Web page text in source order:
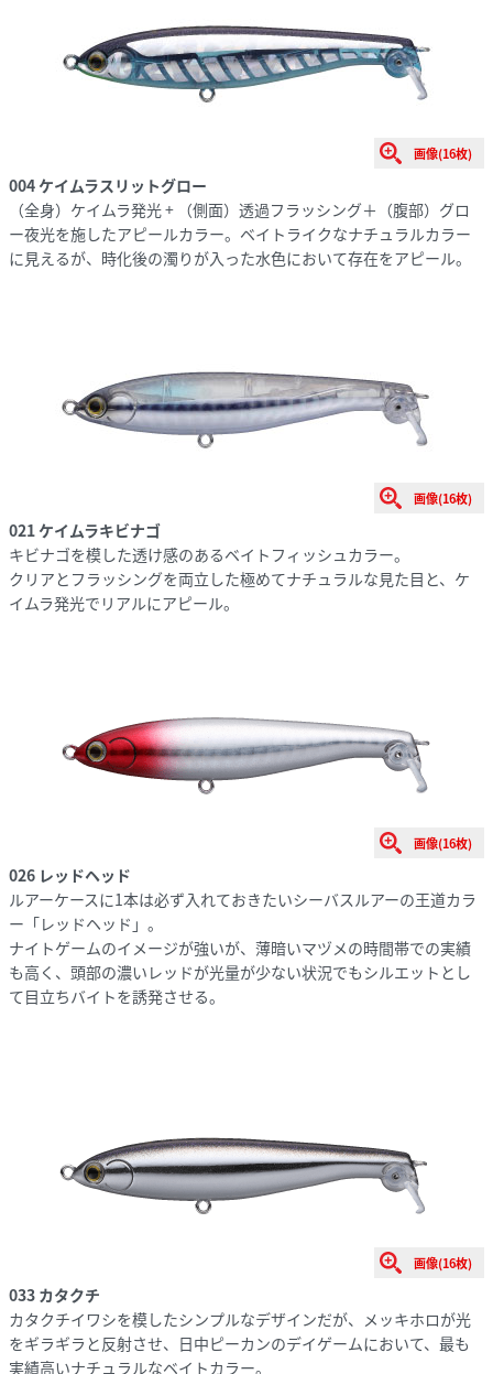
画像(16枚)
004 ケイムラスリットグロー
（全身）ケイムラ発光 + （側面）透過フラッシング＋（腹部）グロ
ー夜光を施したアピールカラー。ベイトライクなナチュラルカラー
に見えるが、時化後の濁りが入った水色において存在をアピール。
画像(16枚)
021 ケイムラキビナゴ
キビナゴを模した透け感のあるベイトフィッシュカラー。
クリアとフラッシングを両立した極めてナチュラルな見た目と、ケ
イムラ発光でリアルにアピール。
画像(16枚)
026 レッドヘッド
ルアーケースに1本は必ず入れておきたいシーバスルアーの王道カラ
ー「レッドヘッド」。
ナイトゲームのイメージが強いが、薄暗いマヅメの時間帯での実績
も高く、頭部の濃いレッドが光量が少ない状況でもシルエットとし
て目立ちバイトを誘発させる。
画像(16枚)
033 カタクチ
カタクチイワシを模したシンプルなデザインだが、メッキホロが光
をギラギラと反射させ、日中ピーカンのデイゲームにおいて、最も
実績高いナチュラルなベイトカラー。